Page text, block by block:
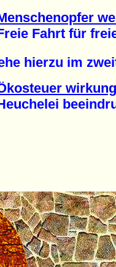
Fahrt für freie
hierzu im